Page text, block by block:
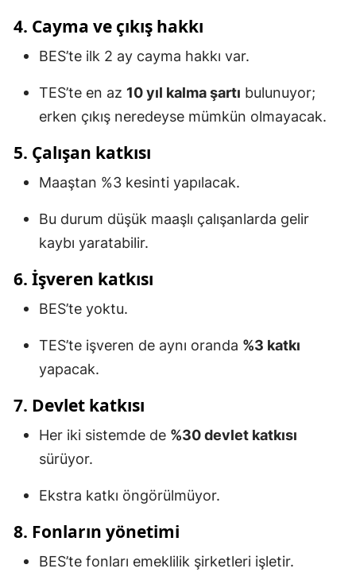
4. Cayma ve çıkış hakkı
BES’te ilk 2 ay cayma hakkı var.
TES’te en az 10 yıl kalma şartı bulunuyor;
erken çıkış neredeyse mümkün olmayacak.
5. Çalışan katkısı
Maaştan %3 kesinti yapılacak.
Bu durum düşük maaşlı çalışanlarda gelir
kaybı yaratabilir.
6. İşveren katkısı
BES’te yoktu.
TES’te işveren de aynı oranda %3 katkı
yapacak.
7. Devlet katkısı
Her iki sistemde de %30 devlet katkısı
sürüyor.
Ekstra katkı öngörülmüyor.
8. Fonların yönetimi
BES’te fonları emeklilik şirketleri işletir.